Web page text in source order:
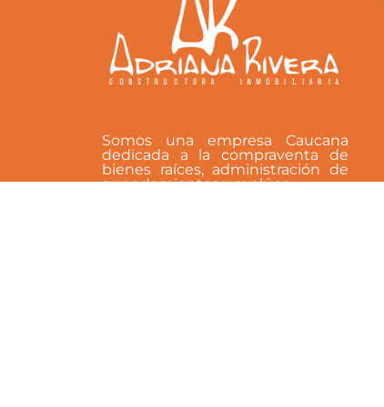
Somos una empresa Caucana
dedicada a la compraventa de
bienes raíces, administración de
arrendamientos y avalúos.